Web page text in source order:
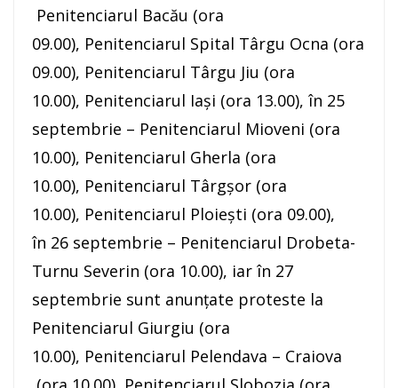
Penitenciarul Bacău (ora
09.00), Penitenciarul Spital Târgu Ocna (ora
09.00), Penitenciarul Târgu Jiu (ora
10.00), Penitenciarul Iaşi (ora 13.00), în 25
septembrie – Penitenciarul Mioveni (ora
10.00), Penitenciarul Gherla (ora
10.00), Penitenciarul Târgşor (ora
10.00), Penitenciarul Ploieşti (ora 09.00),
în 26 septembrie – Penitenciarul Drobeta-
Turnu Severin (ora 10.00), iar în 27
septembrie sunt anunţate proteste la
Penitenciarul Giurgiu (ora
10.00), Penitenciarul Pelendava – Craiova